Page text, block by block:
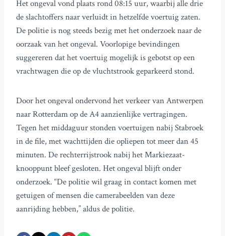
Het ongeval vond plaats rond 08:15 uur, waarbij alle drie
de slachtoffers naar verluidt in hetzelfde voertuig zaten.
De politie is nog steeds bezig met het onderzoek naar de
oorzaak van het ongeval. Voorlopige bevindingen
suggereren dat het voertuig mogelijk is gebotst op een
vrachtwagen die op de vluchtstrook geparkeerd stond.
Door het ongeval ondervond het verkeer van Antwerpen
naar Rotterdam op de A4 aanzienlijke vertragingen.
Tegen het middaguur stonden voertuigen nabij Stabroek
in de file, met wachttijden die opliepen tot meer dan 45
minuten. De rechterrijstrook nabij het Markiezaat-
knooppunt bleef gesloten. Het ongeval blijft onder
onderzoek. “De politie wil graag in contact komen met
getuigen of mensen die camerabeelden van deze
aanrijding hebben,” aldus de politie.